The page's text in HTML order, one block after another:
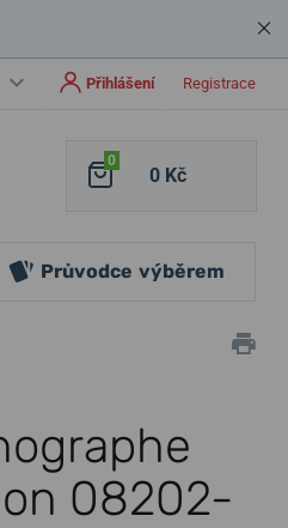
Přihlášení Registrace
0
0 Kč
Průvodce výběrem
08202-